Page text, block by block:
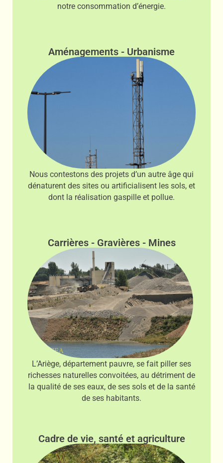
notre consommation d’énergie.
Aménagements - Urbanisme
Nous contestons des projets d’un autre âge qui
dénaturent des sites ou artificialisent les sols, et
dont la réalisation gaspille et pollue.
Carrières - Gravières - Mines
L’Ariège, département pauvre, se fait piller ses
richesses naturelles convoitées, au détriment de
la qualité de ses eaux, de ses sols et de la santé
de ses habitants.
Cadre de vie, santé et agriculture